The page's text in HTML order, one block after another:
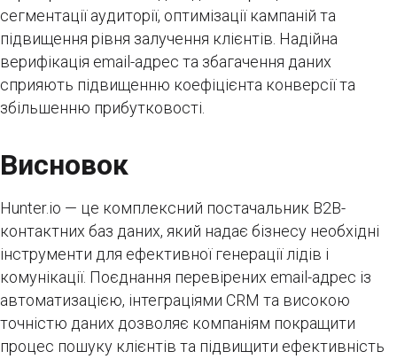
сегментації аудиторії, оптимізації кампаній та
підвищення рівня залучення клієнтів. Надійна
верифікація email-адрес та збагачення даних
сприяють підвищенню коефіцієнта конверсії та
збільшенню прибутковості.
Висновок
Hunter.io — це комплексний постачальник B2B-
контактних баз даних, який надає бізнесу необхідні
інструменти для ефективної генерації лідів і
комунікації. Поєднання перевірених email-адрес із
автоматизацією, інтеграціями CRM та високою
точністю даних дозволяє компаніям покращити
процес пошуку клієнтів та підвищити ефективність